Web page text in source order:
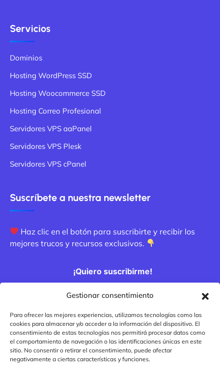
Gestionar consentimiento
Para ofrecer las mejores experiencias, utilizamos tecnologías como las
cookies para almacenar y/o acceder a la información del dispositivo. El
consentimiento de estas tecnologías nos permitirá procesar datos como
el comportamiento de navegación o las identificaciones únicas en este
sitio. No consentir o retirar el consentimiento, puede afectar
negativamente a ciertas características y funciones.
Servicios
Dominios
Hosting WordPress SSD
Hosting Woocommerce SSD
Hosting Correo Profesional
Servidores VPS aaPanel
Servidores VPS Plesk
Servidores VPS cPanel
Suscríbete a nuestra newsletter
Haz clic en el botón para suscribirte y recibir los
mejores trucos y recursos exclusivos.
¡Quiero suscribirme!
Métodos de pago